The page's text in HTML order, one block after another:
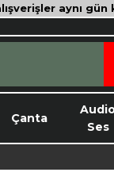
aynı
Çanta
Ses